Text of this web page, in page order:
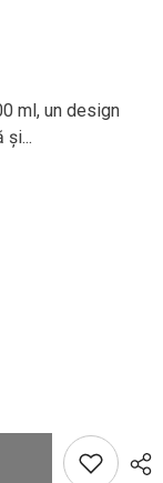
ml, un design
și...